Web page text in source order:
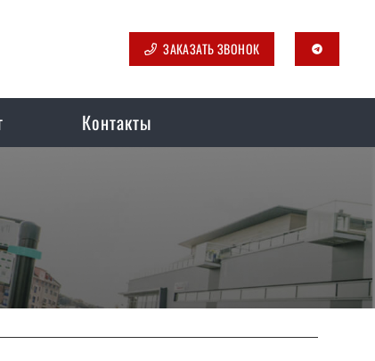
ЗАКАЗАТЬ ЗВОНОК telegram
Контакты